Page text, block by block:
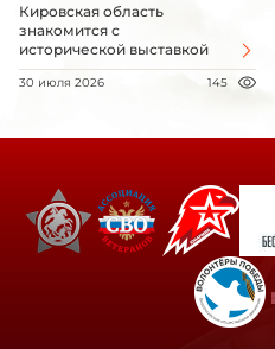
Кировская область
знакомится с
исторической выставкой
30 июля 2026 145